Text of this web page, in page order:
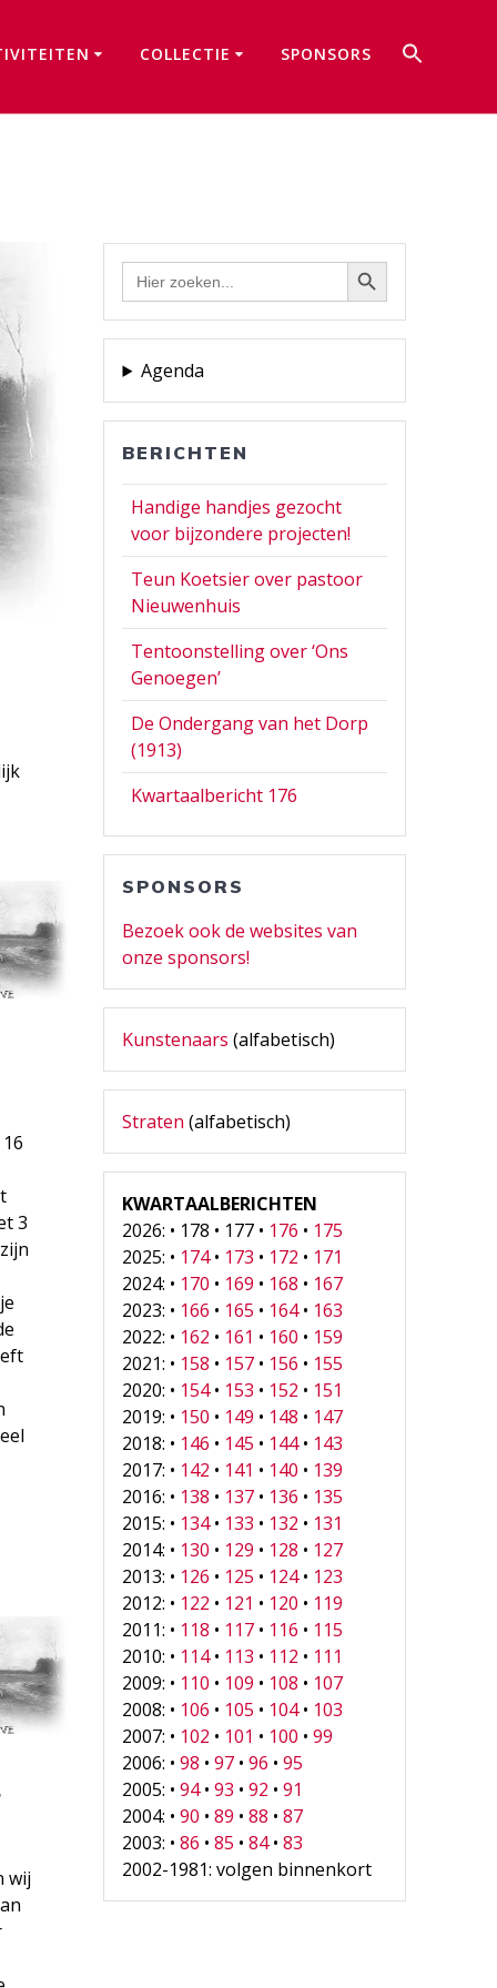
COLLECTIE SPONSORS
3
wij
Zoek
naar:
Zoekknop
Agenda
BERICHTEN
Handige handjes gezocht
voor bijzondere projecten!
Teun Koetsier over pastoor
Nieuwenhuis
Tentoonstelling over ‘Ons
Genoegen’
De Ondergang van het Dorp
(1913)
Kwartaalbericht 176
SPONSORS
Bezoek ook de websites van
onze sponsors!
Kunstenaars (alfabetisch)
Straten (alfabetisch)
KWARTAALBERICHTEN
2026: • 178 • 177 • 176 • 175
2025: • 174• 173 • 172 • 171
2024: • 170 • 169 • 168 • 167
2023: • 166 • 165 • 164• 163
2022: • 162 • 161 • 160 • 159
2021: • 158 • 157 • 156 • 155
2020: • 154• 153 • 152 • 151
2019: • 150 • 149 • 148 • 147
2018: • 146 • 145 • 144• 143
2017: • 142 • 141 • 140 • 139
2016: • 138 • 137 • 136 • 135
2015: • 134• 133 • 132 • 131
2014: • 130 • 129 • 128 • 127
2013: • 126 • 125 • 124• 123
2012: • 122 • 121 • 120 • 119
2011: • 118 • 117 • 116 • 115
2010: • 114• 113 • 112 • 111
2009: • 110 • 109 • 108 • 107
2008: • 106 • 105 • 104• 103
2007: • 102 • 101 • 100 •99
2006: •98 •97 •96 •95
2005: •94•93 •92 •91
2004: •90 •89 •88 •87
2003: •86 •85 •84•83
2002-1981: volgen binnenkort